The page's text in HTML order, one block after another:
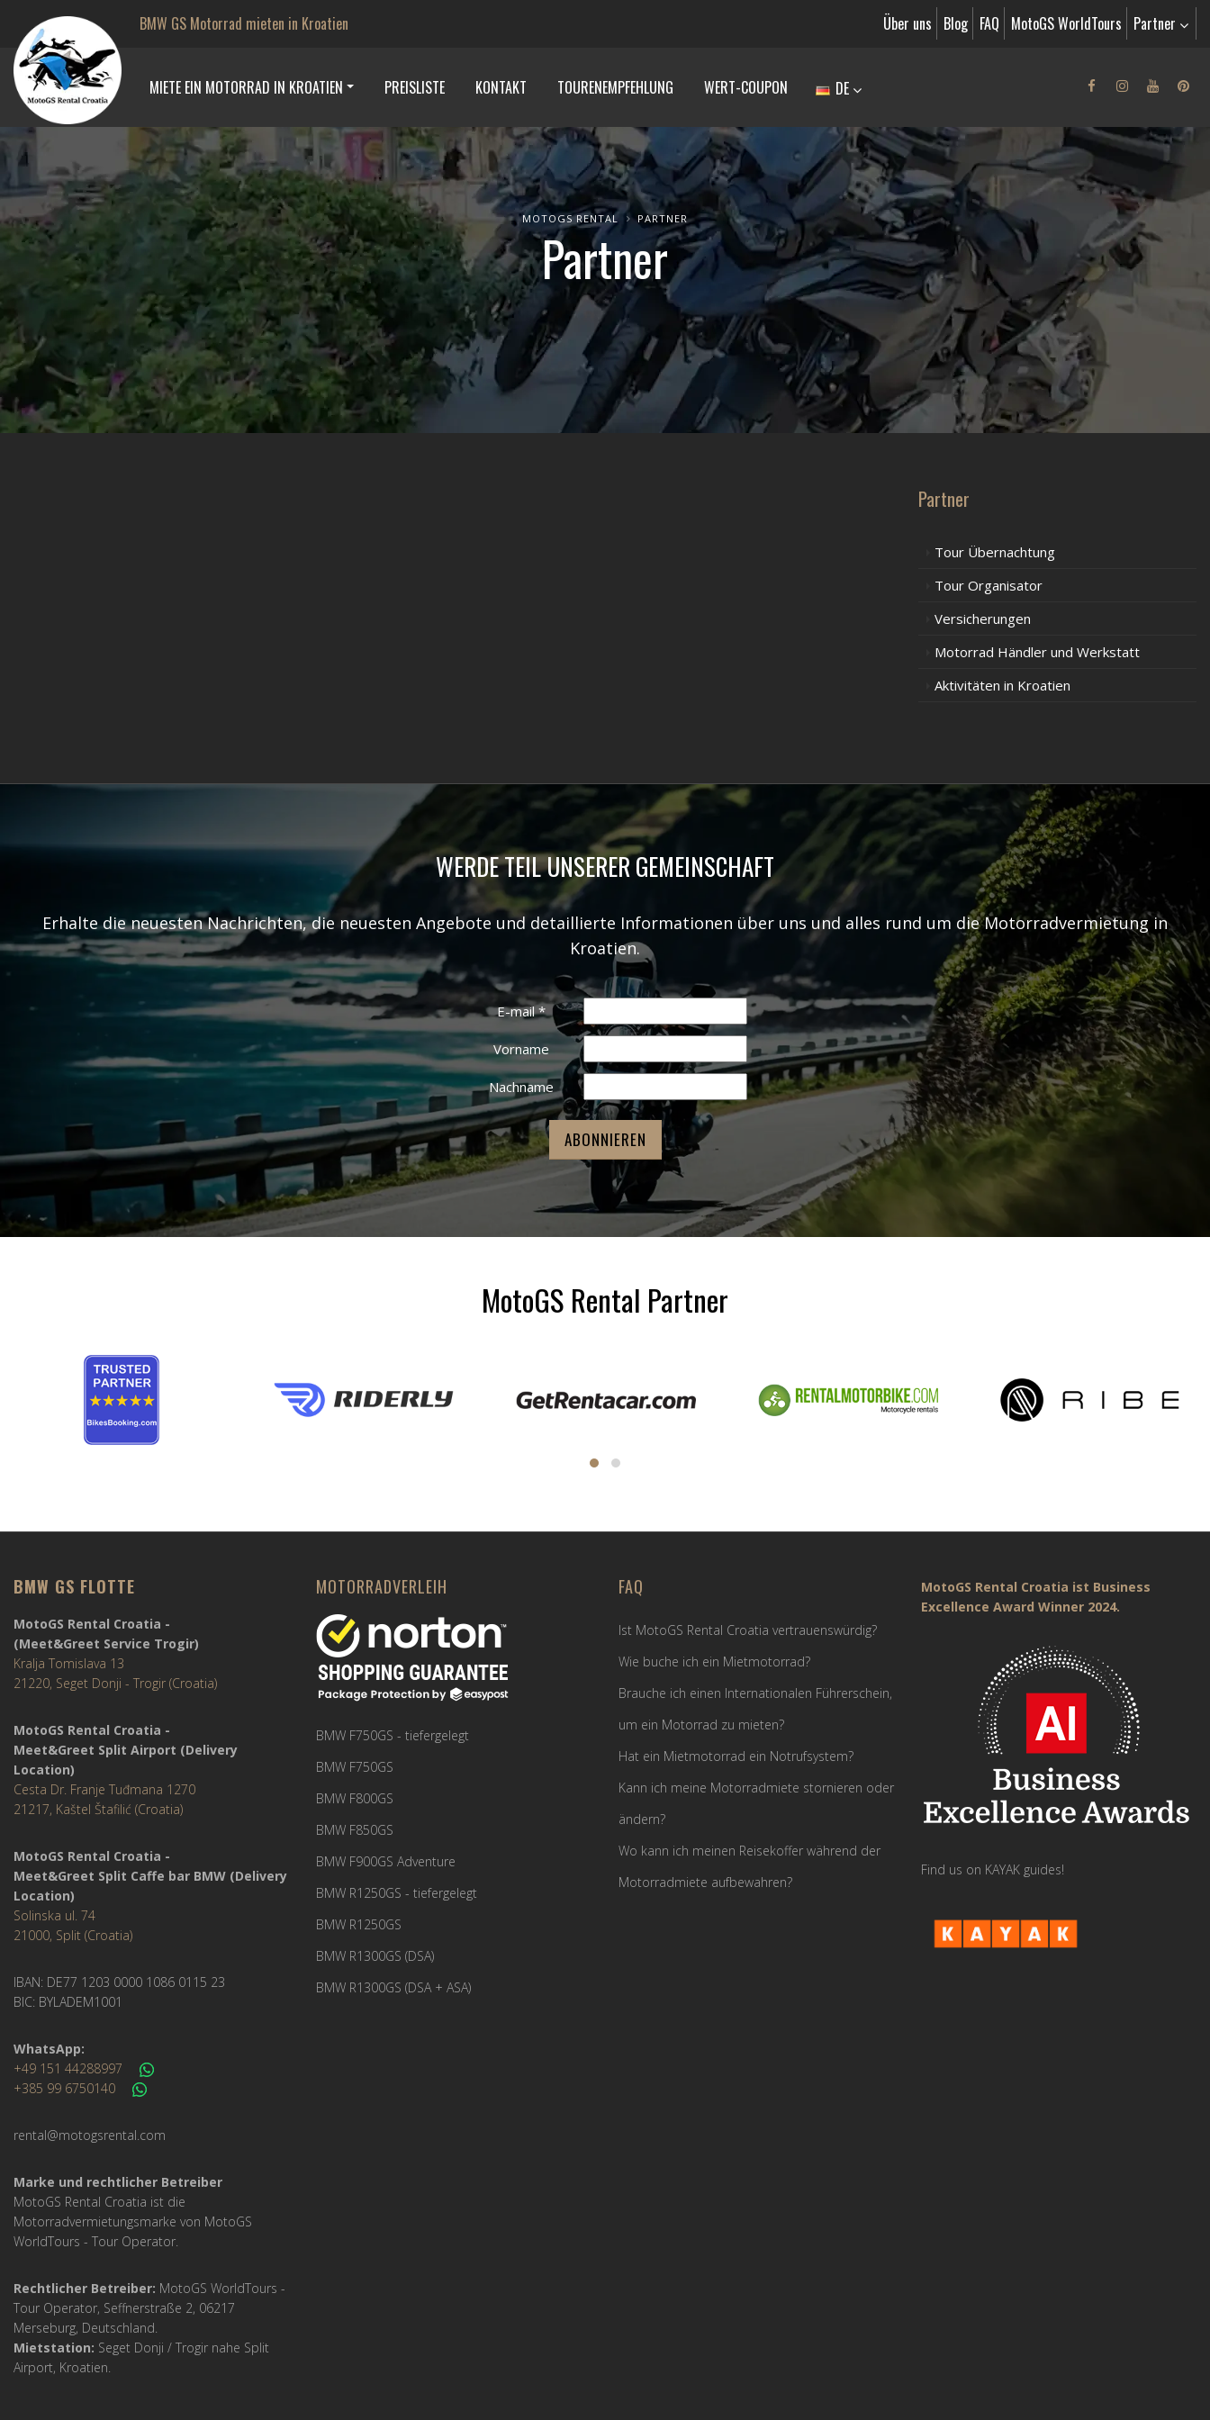
BMW GS Motorrad mieten in Kroatien Über uns Blog FAQ MotoGS WorldTours Partner
MIETE EIN MOTORRAD IN KROATIEN PREISLISTE KONTAKT TOURENEMPFEHLUNG WERT-COUPON DE
MOTOGS RENTAL PARTNER
Partner
Partner
Tour Übernachtung
Tour Organisator
Versicherungen
Motorrad Händler und Werkstatt
Aktivitäten in Kroatien
WERDE TEIL UNSERER GEMEINSCHAFT
Erhalte die neuesten Nachrichten, die neuesten Angebote und detaillierte Informationen über uns und alles rund um die Motorradvermietung in
Kroatien.
E-mail*
Vorname
Nachname
MotoGS Rental Partner
BMW GS FLOTTE
MotoGS Rental Croatia -
(Meet&Greet Service Trogir)
Kralja Tomislava 13
21220, Seget Donji - Trogir (Croatia)
MotoGS Rental Croatia -
Meet&Greet Split Airport (Delivery
Location)
Cesta Dr. Franje Tuđmana 1270
21217, Kaštel Štafilić (Croatia)
MotoGS Rental Croatia -
Meet&Greet Split Caffe bar BMW (Delivery
Location)
Solinska ul. 74
21000, Split (Croatia)
IBAN: DE77 1203 0000 1086 0115 23
BIC: BYLADEM1001
WhatsApp:
+49 151 44288997
+385 99 6750140
rental@motogsrental.com
Marke und rechtlicher Betreiber
MotoGS Rental Croatia ist die
Motorradvermietungsmarke von MotoGS
WorldTours - Tour Operator
Rechtlicher Betreiber: MotoGS WorldTours -
Tour Operator, Seffnerstraße 2, 06217
Merseburg, Deutschland.
Mietstation: Seget Donji / Trogir nahe Split
Airport, Kroatien.
MOTORRADVERLEIH
BMW F750GS - tiefergelegt
BMW F750GS
BMW F800GS
BMW F850GS
BMW F900GS Adventure
BMW R1250GS - tiefergelegt
BMW R1250GS
BMW R1300GS (DSA)
BMW R1300GS (DSA + ASA)
FAQ
Ist MotoGS Rental Croatia vertrauenswürdig?
Wie buche ich ein Mietmotorrad?
Brauche ich einen Internationalen Führerschein,
um ein Motorrad zu mieten?
Hat ein Mietmotorrad ein Notrufsystem?
Kann ich meine Motorradmiete stornieren oder
ändern?
Wo kann ich meinen Reisekoffer während der
Motorradmiete aufbewahren?
MotoGS Rental Croatia ist Business
Excellence Award Winner 2024.
Find us on KAYAK guides!